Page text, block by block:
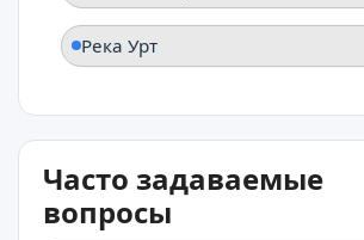
Река Урт
Часто задаваемые
вопросы